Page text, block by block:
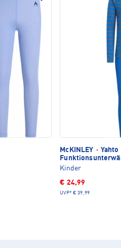
McKINLEY · Yahto
Kinder
€ 24,99
UVP* € 39,99